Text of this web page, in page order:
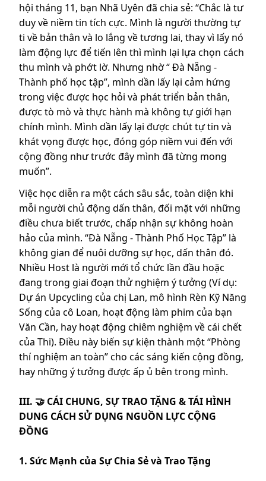
hội tháng 11, bạn Nhã Uyên đã chia sẻ: “Chắc là tư
duy về niềm tin tích cực. Mình là người thường tự
ti về bản thân và lo lắng về tương lai, thay vì lấy nó
làm động lực để tiến lên thì mình lại lựa chọn cách
thu mình và phớt lờ. Nhưng nhờ “ Đà Nẵng -
Thành phố học tập”, mình dần lấy lại cảm hứng
trong việc được học hỏi và phát triển bản thân,
được tò mò và thực hành mà không tự giới hạn
chính mình. Mình dần lấy lại được chút tự tin và
khát vọng được học, đóng góp niềm vui đến với
cộng đồng như trước đây mình đã từng mong
muốn”.
Việc học diễn ra một cách sâu sắc, toàn diện khi
mỗi người chủ động dấn thân, đối mặt với những
điều chưa biết trước, chấp nhận sự không hoàn
hảo của mình. “Đà Nẵng - Thành Phố Học Tập” là
không gian để nuôi dưỡng sự học, dấn thân đó.
Nhiều Host là người mới tổ chức lần đầu hoặc
đang trong giai đoạn thử nghiệm ý tưởng (Ví dụ:
Dự án Upcycling của chị Lan, mô hình Rèn Kỹ Năng
Sống của cô Loan, hoạt động làm phim của bạn
Văn Cần, hay hoạt động chiêm nghiệm về cái chết
của Thi). Điều này biến sự kiện thành một “Phòng
thí nghiệm an toàn” cho các sáng kiến cộng đồng,
hay những ý tưởng được ấp ủ bên trong mình.
III. 🤝 CÁI CHUNG, SỰ TRAO TẶNG & TÁI HÌNH
DUNG CÁCH SỬ DỤNG NGUỒN LỰC CỘNG
ĐỒNG
1. Sức Mạnh của Sự Chia Sẻ và Trao Tặng